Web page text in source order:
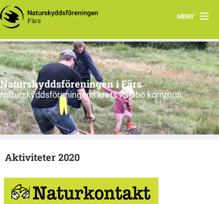
MENY
Hem
Nyfiken på vad vi gör?
Program 2026
Om oss
Remissvar
Årsmöteshandlingar
Naturskyddsföreningen i Färs
Naturskyddsföreningens krets i Sjöbo kommun
Aktiviteter 2020